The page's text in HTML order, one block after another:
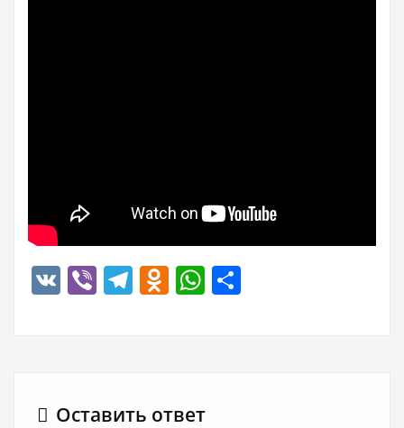
VK ViberTelegram
Odnoklassniki
WhatsApp
Оставить ответ